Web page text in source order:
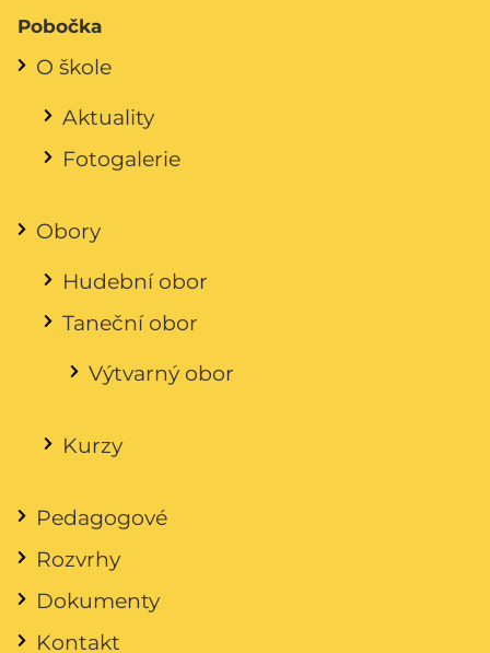
Pobočka
O škole
Aktuality
Fotogalerie
Obory
Hudební obor
Taneční obor
Výtvarný obor
Kurzy
Pedagogové
Rozvrhy
Dokumenty
Kontakt